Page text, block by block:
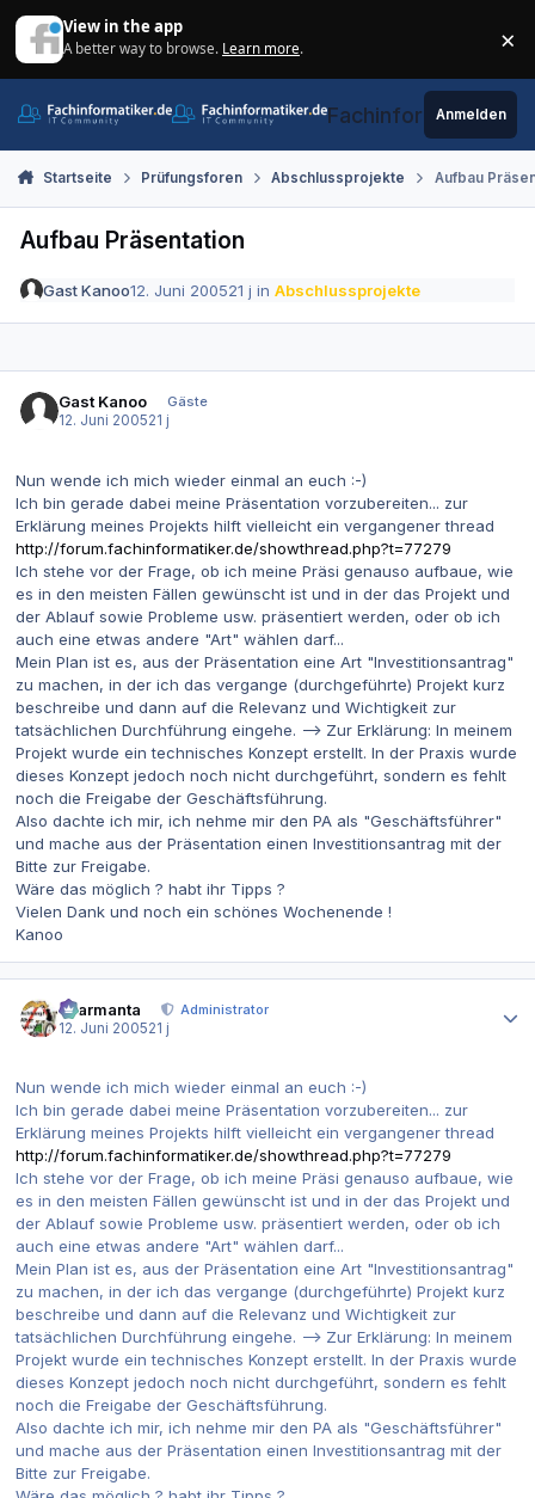
View in the app
A better way to browse. Learn more. ×
Fachinformatiker.de
Anmelden
Startseite Prüfungsforen Abschlussprojekte Aufbau
Aufbau Präsentation
Gast Kanoo12. Juni 200521 j inAbschlussprojekte
Gast Kanoo
Gäste
12. Juni 200521 j
Nun wende ich mich wieder einmal an euch :-)
Ich bin gerade dabei meine Präsentation vorzubereiten... zur
Erklärung meines Projekts hilft vielleicht ein vergangener thread
http://forum.fachinformatiker.de/showthread.php?t=77279
Ich stehe vor der Frage, ob ich meine Präsi genauso aufbaue, wie
es in den meisten Fällen gewünscht ist und in der das Projekt und
der Ablauf sowie Probleme usw. präsentiert werden, oder ob ich
auch eine etwas andere "Art" wählen darf...
Mein Plan ist es, aus der Präsentation eine Art "Investitionsantrag"
zu machen, in der ich das vergange (durchgeführte) Projekt kurz
beschreibe und dann auf die Relevanz und Wichtigkeit zur
tatsächlichen Durchführung eingehe. --> Zur Erklärung: In meinem
Projekt wurde ein technisches Konzept erstellt. In der Praxis wurde
dieses Konzept jedoch noch nicht durchgeführt, sondern es fehlt
noch die Freigabe der Geschäftsführung.
Also dachte ich mir, ich nehme mir den PA als "Geschäftsführer"
und mache aus der Präsentation einen Investitionsantrag mit der
Bitte zur Freigabe.
Wäre das möglich ? habt ihr Tipps ?
Vielen Dank und noch ein schönes Wochenende !
Kanoo
charmanta
Administrator
12. Juni 200521 j
Nun wende ich mich wieder einmal an euch :-)
Ich bin gerade dabei meine Präsentation vorzubereiten... zur
Erklärung meines Projekts hilft vielleicht ein vergangener thread
http://forum.fachinformatiker.de/showthread.php?t=77279
Ich stehe vor der Frage, ob ich meine Präsi genauso aufbaue, wie
es in den meisten Fällen gewünscht ist und in der das Projekt und
der Ablauf sowie Probleme usw. präsentiert werden, oder ob ich
auch eine etwas andere "Art" wählen darf...
Mein Plan ist es, aus der Präsentation eine Art "Investitionsantrag"
zu machen, in der ich das vergange (durchgeführte) Projekt kurz
beschreibe und dann auf die Relevanz und Wichtigkeit zur
tatsächlichen Durchführung eingehe. --> Zur Erklärung: In meinem
Projekt wurde ein technisches Konzept erstellt. In der Praxis wurde
dieses Konzept jedoch noch nicht durchgeführt, sondern es fehlt
noch die Freigabe der Geschäftsführung.
Also dachte ich mir, ich nehme mir den PA als "Geschäftsführer"
und mache aus der Präsentation einen Investitionsantrag mit der
Bitte zur Freigabe.